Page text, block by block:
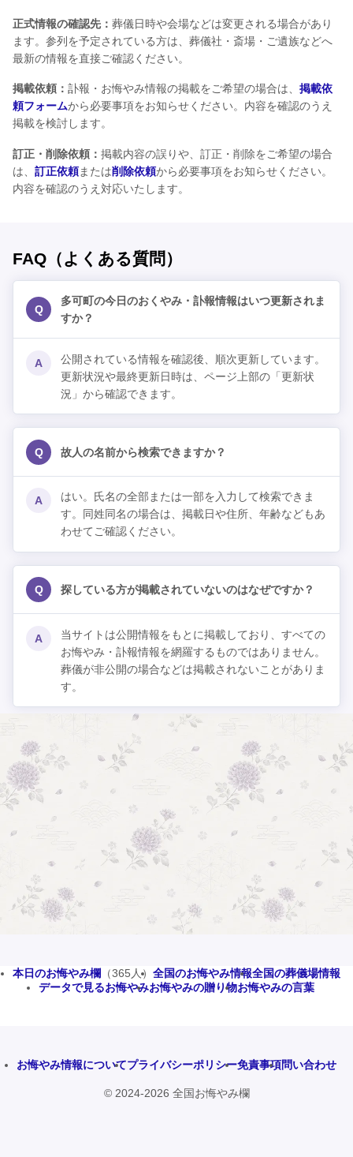
正式情報の確認先： 葬儀日時や会場などは変更される場合があり
ます。参列を予定されている方は、葬儀社・斎場・ご遺族などへ
最新の情報を直接ご確認ください。
掲載依頼： 訃報・お悔やみ情報の掲載をご希望の場合は、 掲載依
頼フォームから必要事項をお知らせください。内容を確認のうえ
掲載を検討します。
訂正・削除依頼： 掲載内容の誤りや、訂正・削除をご希望の場合
は、 訂正依頼または削除依頼から必要事項をお知らせください。
内容を確認のうえ対応いたします。
FAQ（よくある質問）
Q
多可町の今日のおくやみ・訃報情報はいつ更新されま
すか？
A
公開されている情報を確認後、順次更新しています。
更新状況や最終更新日時は、ページ上部の「更新状
況」から確認できます。
Q 故人の名前から検索できますか？
A
はい。氏名の全部または一部を入力して検索できま
す。同姓同名の場合は、掲載日や住所、年齢などもあ
わせてご確認ください。
Q 探している方が掲載されていないのはなぜですか？
A
当サイトは公開情報をもとに掲載しており、すべての
お悔やみ・訃報情報を網羅するものではありません。
葬儀が非公開の場合などは掲載されないことがありま
す。
本日のお悔やみ欄 （365人） 全国のお悔やみ情報全国の葬儀場情報
データで見るお悔やみお悔やみの贈り物お悔やみの言葉
お悔やみ情報についてプライバシーポリシー免責事項問い合わせ
© 2024-2026 全国お悔やみ欄